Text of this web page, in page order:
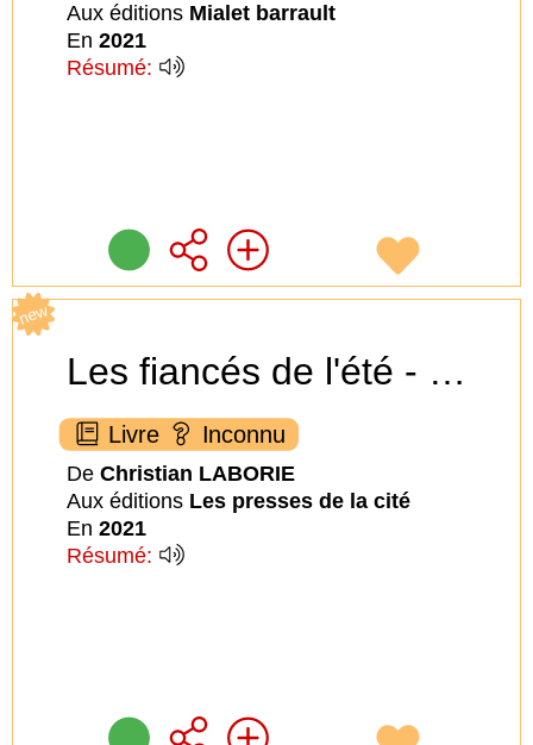
Aux éditions Mialet barrault
En 2021
Résumé:
new
Les fiancés de l'été - tome 1
Livre Inconnu
De Christian LABORIE
Aux éditions Les presses de la cité
En 2021
Résumé: